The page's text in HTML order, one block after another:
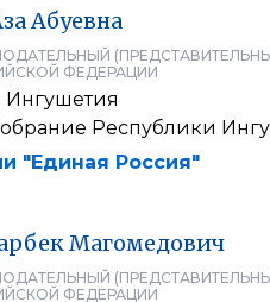
Абуевна
ФЕДЕРАЦИИ
Ингушетия
Республики
"Единая Россия"
Магомедович
ФЕДЕРАЦИИ